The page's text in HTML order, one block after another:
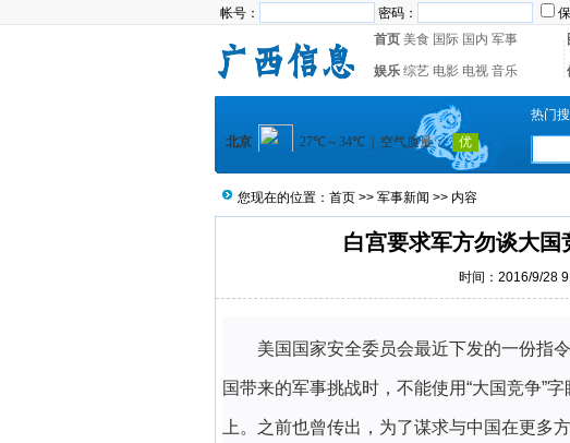
帐号： 密码：
首页 美食 国际 国内 军事
娱乐 综艺 电影 电视 音乐
热门搜
您现在的位置： 首页 >> 军事新闻 >> 内容
白宫要求军方勿谈大
时间：2016/9/28
美国国家安全委员会最近下发的一份指
国带来的军事挑战时，不能使用“大国竞争”
上。之前也曾传出，为了谋求与中国在更多